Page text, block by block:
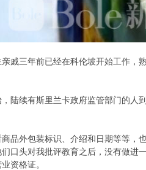
戚三年前已经在科伦坡开始工作，
陆续有斯里兰卡政府监管部门的人
品外包装标识、介绍和日期等等，
口头对我批评教育之后，没有做进
资格证。